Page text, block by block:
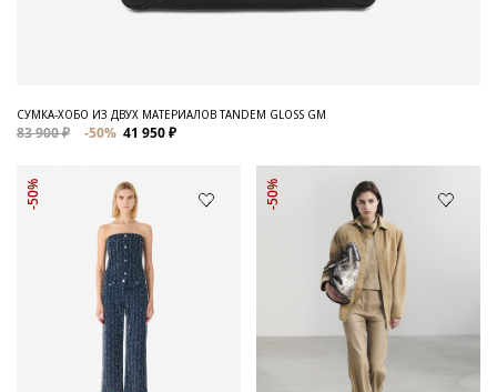
СУМКА-ХОБО ИЗ ДВУХ МАТЕРИАЛОВ TANDEM GLOSS GM
83 900 ₽ -50% 41 950 ₽
-50% -50%